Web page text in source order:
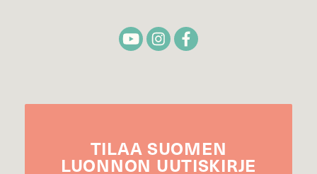
TILAA SUOMEN
LUONNON UUTIS­KIRJE